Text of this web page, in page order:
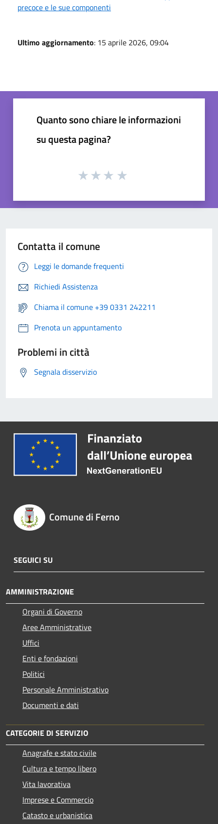
precoce e le sue componenti
Ultimo aggiornamento: 15 aprile 2026, 09:04
Quanto sono chiare le informazioni
su questa pagina?
Contatta il comune
Leggi le domande frequenti
Richiedi Assistenza
Chiama il comune +39 0331 242211
Prenota un appuntamento
Problemi in città
Segnala disservizio
Comune di Ferno
SEGUICI SU
AMMINISTRAZIONE
Organi di Governo
Aree Amministrative
Uffici
Enti e fondazioni
Politici
Personale Amministrativo
Documenti e dati
CATEGORIE DI SERVIZIO
Anagrafe e stato civile
Cultura e tempo libero
Vita lavorativa
Imprese e Commercio
Catasto e urbanistica